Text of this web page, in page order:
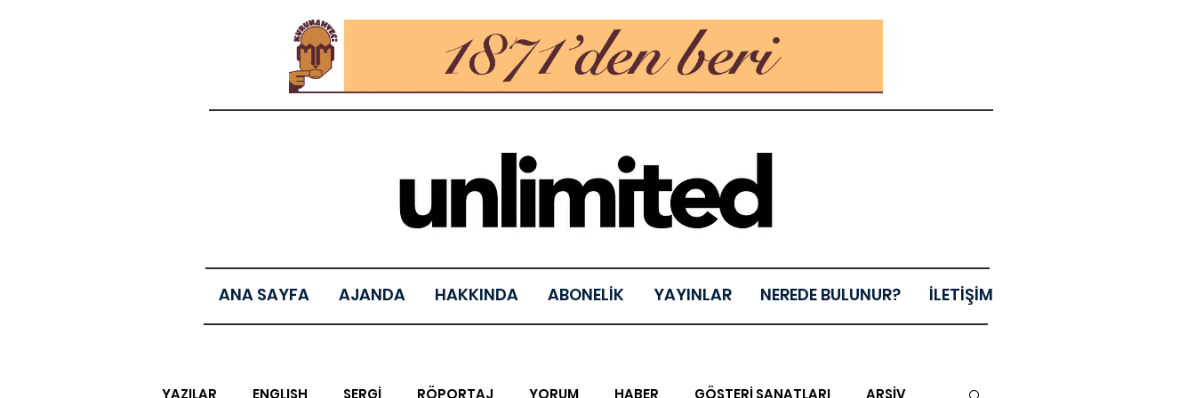
ANA SAYFA AJANDA HAKKINDA ABONELİK YAYINLAR NEREDE BULUNUR? İLETİŞİM
YAZILAR ENGLISH SERGİ RÖPORTAJ YORUM HABER GÖSTERİ SANATLARI ARŞİV